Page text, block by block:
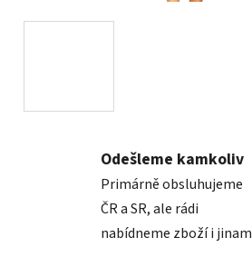
Odešleme kamkoliv
Primárně obsluhujeme
ČR a SR, ale rádi
nabídneme zboží i jinam